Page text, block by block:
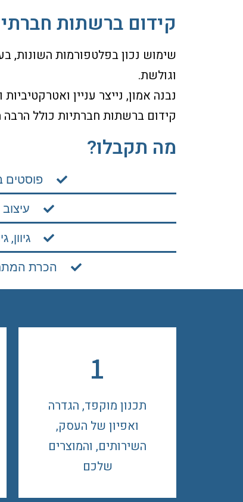
קידום ברשתות
שימוש נכון בפלטפורמות השונות,
וגולשת.
נבנה אמון, נייצר עניין
קידום ברשתות חברתיות כולל
מה תקבלו?
פוסטים
עיצוב
גיוון,
הכרת
1
תכנון מוקפד, הגדרה
ואפיון של העסק,
השירותים, והמוצרים
שלכם